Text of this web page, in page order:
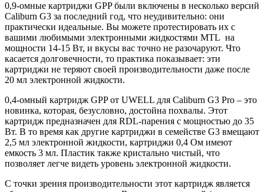
0,9-омные картриджи GPP были включены в несколько версий
Caliburn G3 за последний год, что неудивительно: они
практически идеальные. Вы можете протестировать их с
вашими любимыми электронными жидкостями MTL на
мощности 14-15 Вт, и вкусы вас точно не разочаруют. Что
касается долговечности, то практика показывает: эти
картриджи не теряют своей производительности даже после
20 мл электронной жидкости.
0,4-омный картридж GPP от UWELL для Caliburn G3 Pro – это
новинка, которая, безусловно, достойна похвалы. Этот
картридж предназначен для RDL-парения с мощностью до 35
Вт. В то время как другие картриджи в семействе G3 вмещают
2,5 мл электронной жидкости, картриджи 0,4 Ом имеют
емкость 3 мл. Пластик также кристально чистый, что
позволяет легче видеть уровень электронной жидкости.
С точки зрения производительности этот картридж является